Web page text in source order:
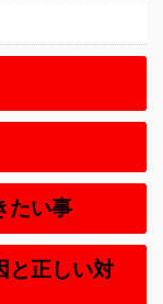
たい事
と正しい対